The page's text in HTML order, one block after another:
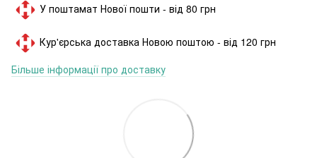
У поштамат Нової пошти - від 80 грн
Кур'єрська доставка Новою поштою - від 120 грн
Більше інформації про доставку